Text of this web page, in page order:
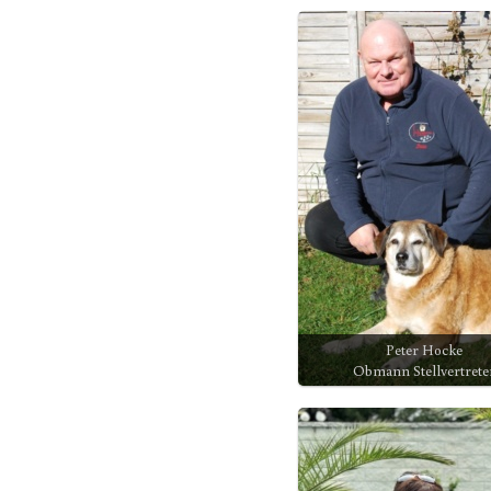
Peter Hocke
Obmann